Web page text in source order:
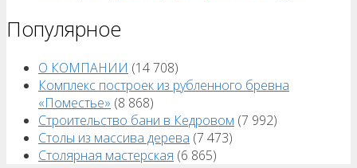
Популярное
О КОМПАНИИ (14 708)
Комплекс построек из рубленного бревна
«Поместье» (8 868)
Строительство бани в Кедровом (7 992)
Столы из массива дерева (7 473)
Столярная мастерская (6 865)